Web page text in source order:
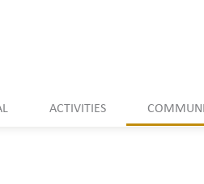
ACTIVITIES